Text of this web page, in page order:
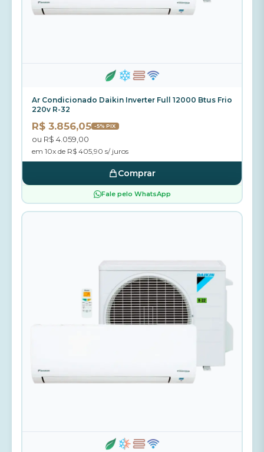
Ar Condicionado Daikin Inverter Full 12000 Btus Frio
220v R-32
R$ 3.856,05 -5% PIX
ou R$ 4.059,00
em 10x de R$ 405,90 s/ juros
Comprar
Fale pelo WhatsApp